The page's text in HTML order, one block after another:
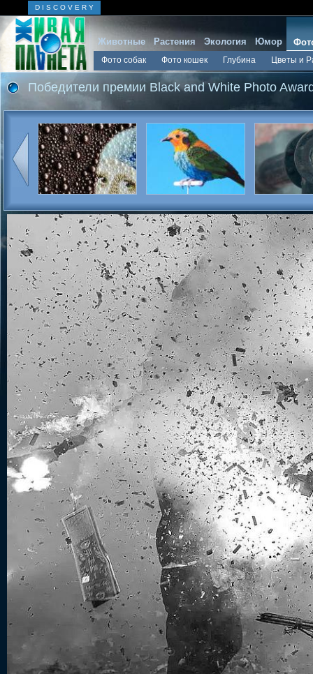
D I S C O V E R Y
Животные Растения Экология Юмор
Фото собак Фото кошек Глубина Цветы и
Победители премии Black and White Photo